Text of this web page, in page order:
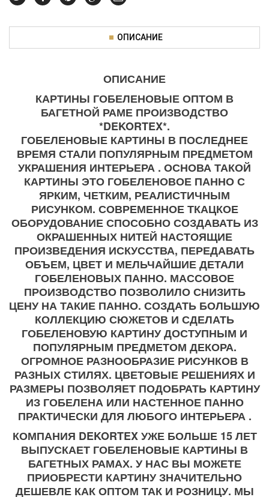
ОПИСАНИЕ
ОПИСАНИЕ
КАРТИНЫ ГОБЕЛЕНОВЫЕ ОПТОМ В
БАГЕТНОЙ РАМЕ ПРОИЗВОДСТВО
*DEKORTEX*.
ГОБЕЛЕНОВЫЕ КАРТИНЫ В ПОСЛЕДНЕЕ
ВРЕМЯ СТАЛИ ПОПУЛЯРНЫМ ПРЕДМЕТОМ
УКРАШЕНИЯ ИНТЕРЬЕРА . ОСНОВА ТАКОЙ
КАРТИНЫ ЭТО ГОБЕЛЕНОВОЕ ПАННО С
ЯРКИМ, ЧЕТКИМ, РЕАЛИСТИЧНЫМ
РИСУНКОМ. СОВРЕМЕННОЕ ТКАЦКОЕ
ОБОРУДОВАНИЕ СПОСОБНО СОЗДАВАТЬ ИЗ
ОКРАШЕННЫХ НИТЕЙ НАСТОЯЩИЕ
ПРОИЗВЕДЕНИЯ ИСКУССТВА, ПЕРЕДАВАТЬ
ОБЪЕМ, ЦВЕТ И МЕЛЬЧАЙШИЕ ДЕТАЛИ
ГОБЕЛЕНОВЫХ ПАННО. МАССОВОЕ
ПРОИЗВОДСТВО ПОЗВОЛИЛО СНИЗИТЬ
ЦЕНУ НА ТАКИЕ ПАННО. СОЗДАТЬ БОЛЬШУЮ
КОЛЛЕКЦИЮ СЮЖЕТОВ И СДЕЛАТЬ
ГОБЕЛЕНОВУЮ КАРТИНУ ДОСТУПНЫМ И
ПОПУЛЯРНЫМ ПРЕДМЕТОМ ДЕКОРА.
ОГРОМНОЕ РАЗНООБРАЗИЕ РИСУНКОВ В
РАЗНЫХ СТИЛЯХ. ЦВЕТОВЫЕ РЕШЕНИЯХ И
РАЗМЕРЫ ПОЗВОЛЯЕТ ПОДОБРАТЬ КАРТИНУ
ИЗ ГОБЕЛЕНА ИЛИ НАСТЕННОЕ ПАННО
ПРАКТИЧЕСКИ ДЛЯ ЛЮБОГО ИНТЕРЬЕРА .
КОМПАНИЯ DEKORTEX УЖЕ БОЛЬШЕ 15 ЛЕТ
ВЫПУСКАЕТ ГОБЕЛЕНОВЫЕ КАРТИНЫ В
БАГЕТНЫХ РАМАХ. У НАС ВЫ МОЖЕТЕ
ПРИОБРЕСТИ КАРТИНУ ЗНАЧИТЕЛЬНО
ДЕШЕВЛЕ КАК ОПТОМ ТАК И РОЗНИЦУ. МЫ